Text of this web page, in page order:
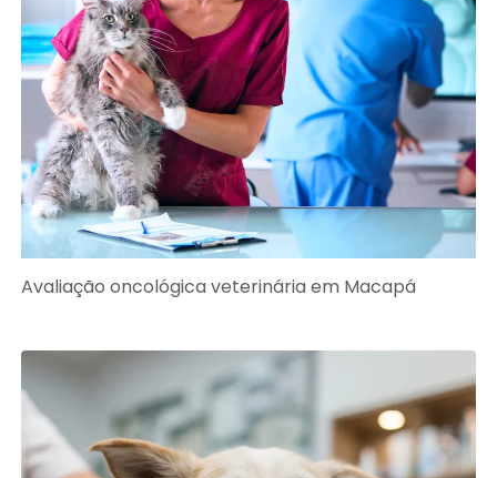
Avaliação oncológica veterinária em Macapá